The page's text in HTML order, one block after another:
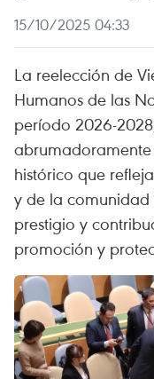
15/10/2025 04:33
La reelección de
Humanos de las
período 2026-
histórico que
y de la
prestigio y
promoción y